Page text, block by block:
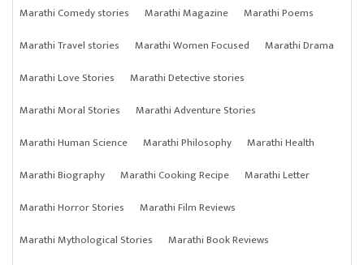
Marathi Comedy stories
Marathi Magazine
Marathi Poems
Marathi Travel stories
Marathi Women Focused
Marathi Drama
Marathi Love Stories
Marathi Detective stories
Marathi Moral Stories
Marathi Adventure Stories
Marathi Human Science
Marathi Philosophy
Marathi Health
Marathi Biography
Marathi Cooking Recipe
Marathi Letter
Marathi Horror Stories
Marathi Film Reviews
Marathi Mythological Stories
Marathi Book Reviews